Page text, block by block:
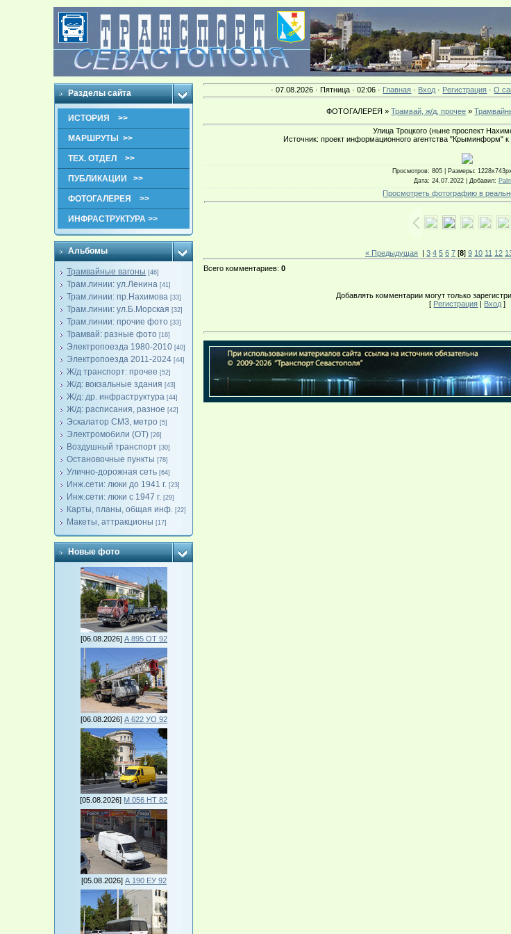
Разделы сайта
ИСТОРИЯ >>
МАРШРУТЫ >>
ТЕХ. ОТДЕЛ >>
ПУБЛИКАЦИИ >>
ФОТОГАЛЕРЕЯ >>
ИНФРАСТРУКТУРА >>
Альбомы
Трамвайные вагоны [46]
Трам.линии: ул.Ленина [41]
Трам.линии: пр.Нахимова [33]
Трам.линии: ул.Б.Морская [32]
Трам.линии: прочие фото [33]
Трамвай: разные фото [16]
Электропоезда 1980-2010 [40]
Электропоезда 2011-2024 [44]
Ж/д транспорт: прочее [52]
Ж/д: вокзальные здания [43]
Ж/д: др. инфраструктура [44]
Ж/д: расписания, разное [42]
Эскалатор СМЗ, метро [5]
Электромобили (ОТ) [26]
Воздушный транспорт [30]
Остановочные пункты [78]
Улично-дорожная сеть [64]
Инж.сети: люки до 1941 г. [23]
Инж.сети: люки с 1947 г. [29]
Карты, планы, общая инф. [22]
Макеты, аттракционы [17]
Новые фото
[06.08.2026] А 895 ОТ 92
[06.08.2026] А 622 УО 92
[05.08.2026] М 056 НТ 82
[05.08.2026] А 190 ЕУ 92
· 07.08.2026 · Пятница · 02:06 · Главная · Вход · Регистрация ·О
ФОТОГАЛЕРЕЯ »Трамвай, ж/д, прочее »
Улица Троцкого (ныне проспект
Источник: проект информационного агентства "Крыминформ"
Просмотров: 805 | Размеры:
Дата: 24.07.2022 | Добавил:
Просмотреть фотографию в
« Предыдущая| 3 4 5 6 7[8] 9 10 11 12
Всего комментариев:0
Добавлять комментарии могут только
[ Регистрация | Вход ]